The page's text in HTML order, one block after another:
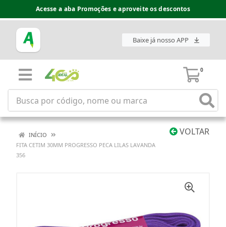
Acesse a aba Promoções e aproveite os descontos
Baixe já nosso APP
0
VOLTAR
INÍCIO
FITA CETIM 30MM PROGRESSO PECA LILAS LAVANDA
356